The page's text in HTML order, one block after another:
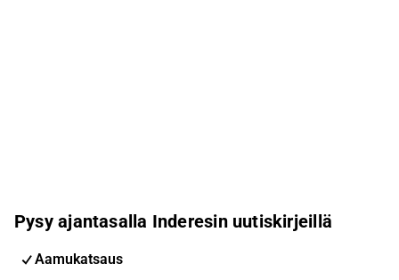
Pysy ajantasalla Inderesin uutiskirjeillä
Aamukatsaus